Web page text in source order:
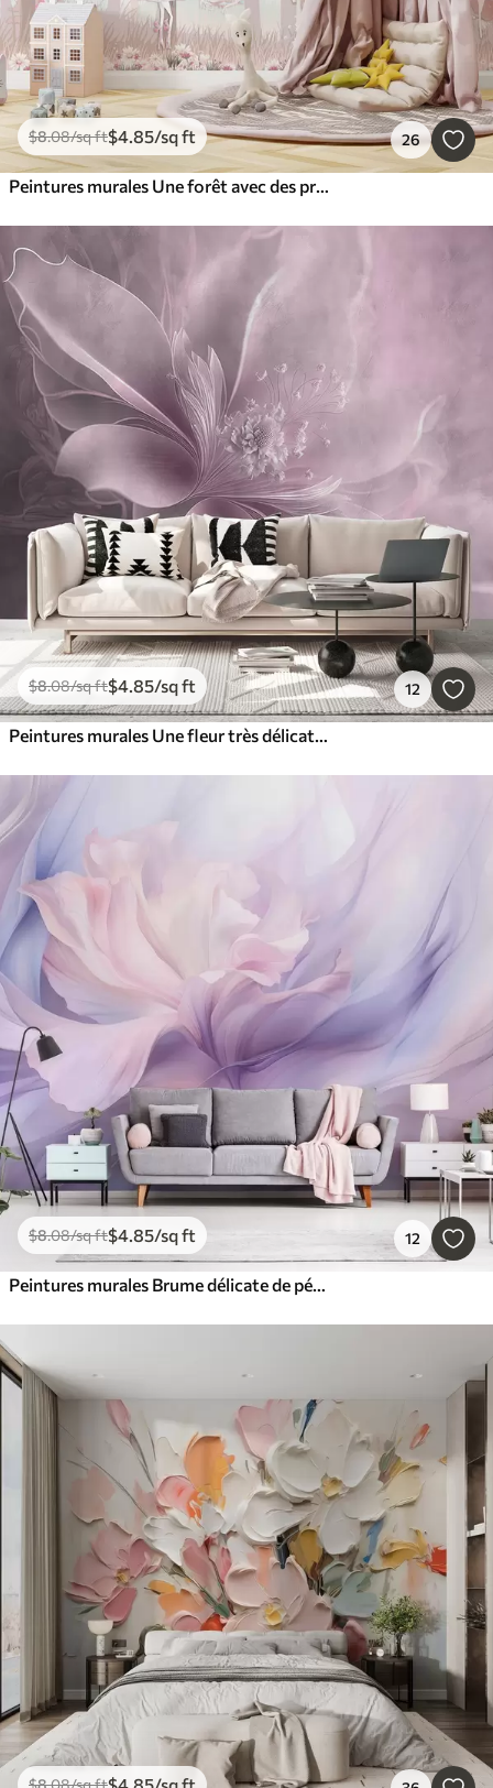
$8.08/sq ft$4.85/sq ft 26
Peintures murales Une forêt avec des princesses et des licornes
$8.08/sq ft$4.85/sq ft 12
Peintures murales Une fleur très délicate aux couleurs roses
$8.08/sq ft$4.85/sq ft 12
Peintures murales Brume délicate de pétales : une fleur aérienne dans une brume pastel lilas
$8.08/sq ft